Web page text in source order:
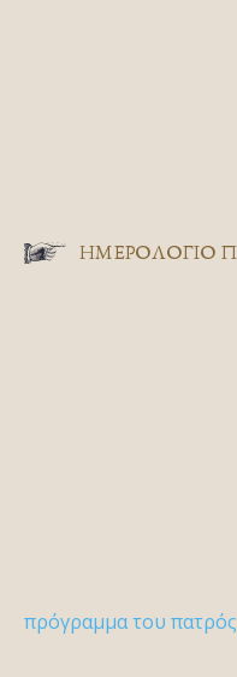
ΗΜΕΡΟΛΟΓΙΟ
πρόγραμμα του